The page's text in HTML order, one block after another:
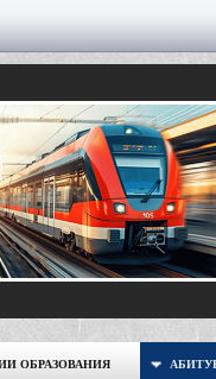
ОБРАЗОВАНИЯ